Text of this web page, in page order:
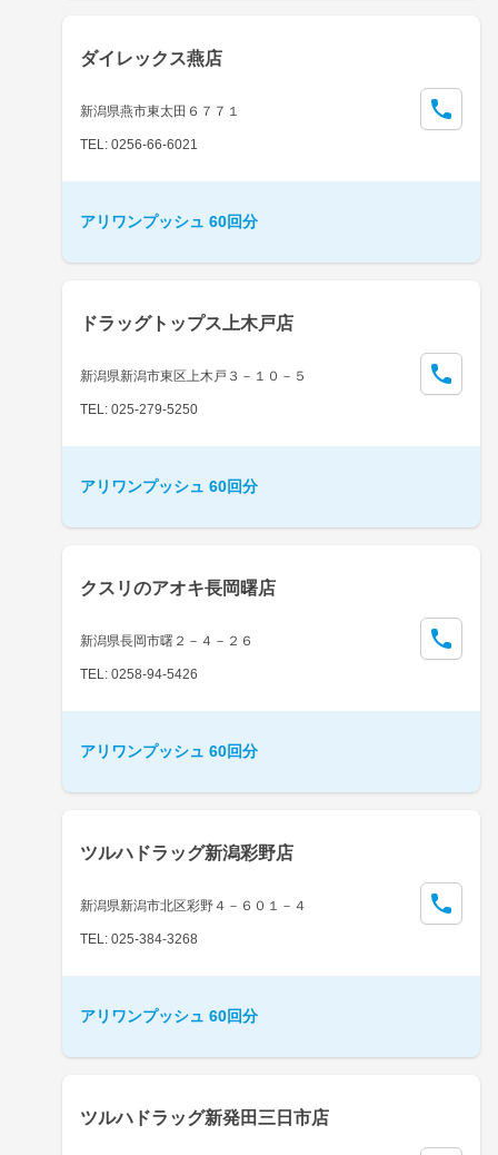
ダイレックス燕店
新潟県燕市東太田６７７１
TEL: 0256-66-6021
アリワンプッシュ 60回分
ドラッグトップス上木戸店
新潟県新潟市東区上木戸３－１０－５
TEL: 025-279-5250
アリワンプッシュ 60回分
クスリのアオキ長岡曙店
新潟県長岡市曙２－４－２６
TEL: 0258-94-5426
アリワンプッシュ 60回分
ツルハドラッグ新潟彩野店
新潟県新潟市北区彩野４－６０１－４
TEL: 025-384-3268
アリワンプッシュ 60回分
ツルハドラッグ新発田三日市店